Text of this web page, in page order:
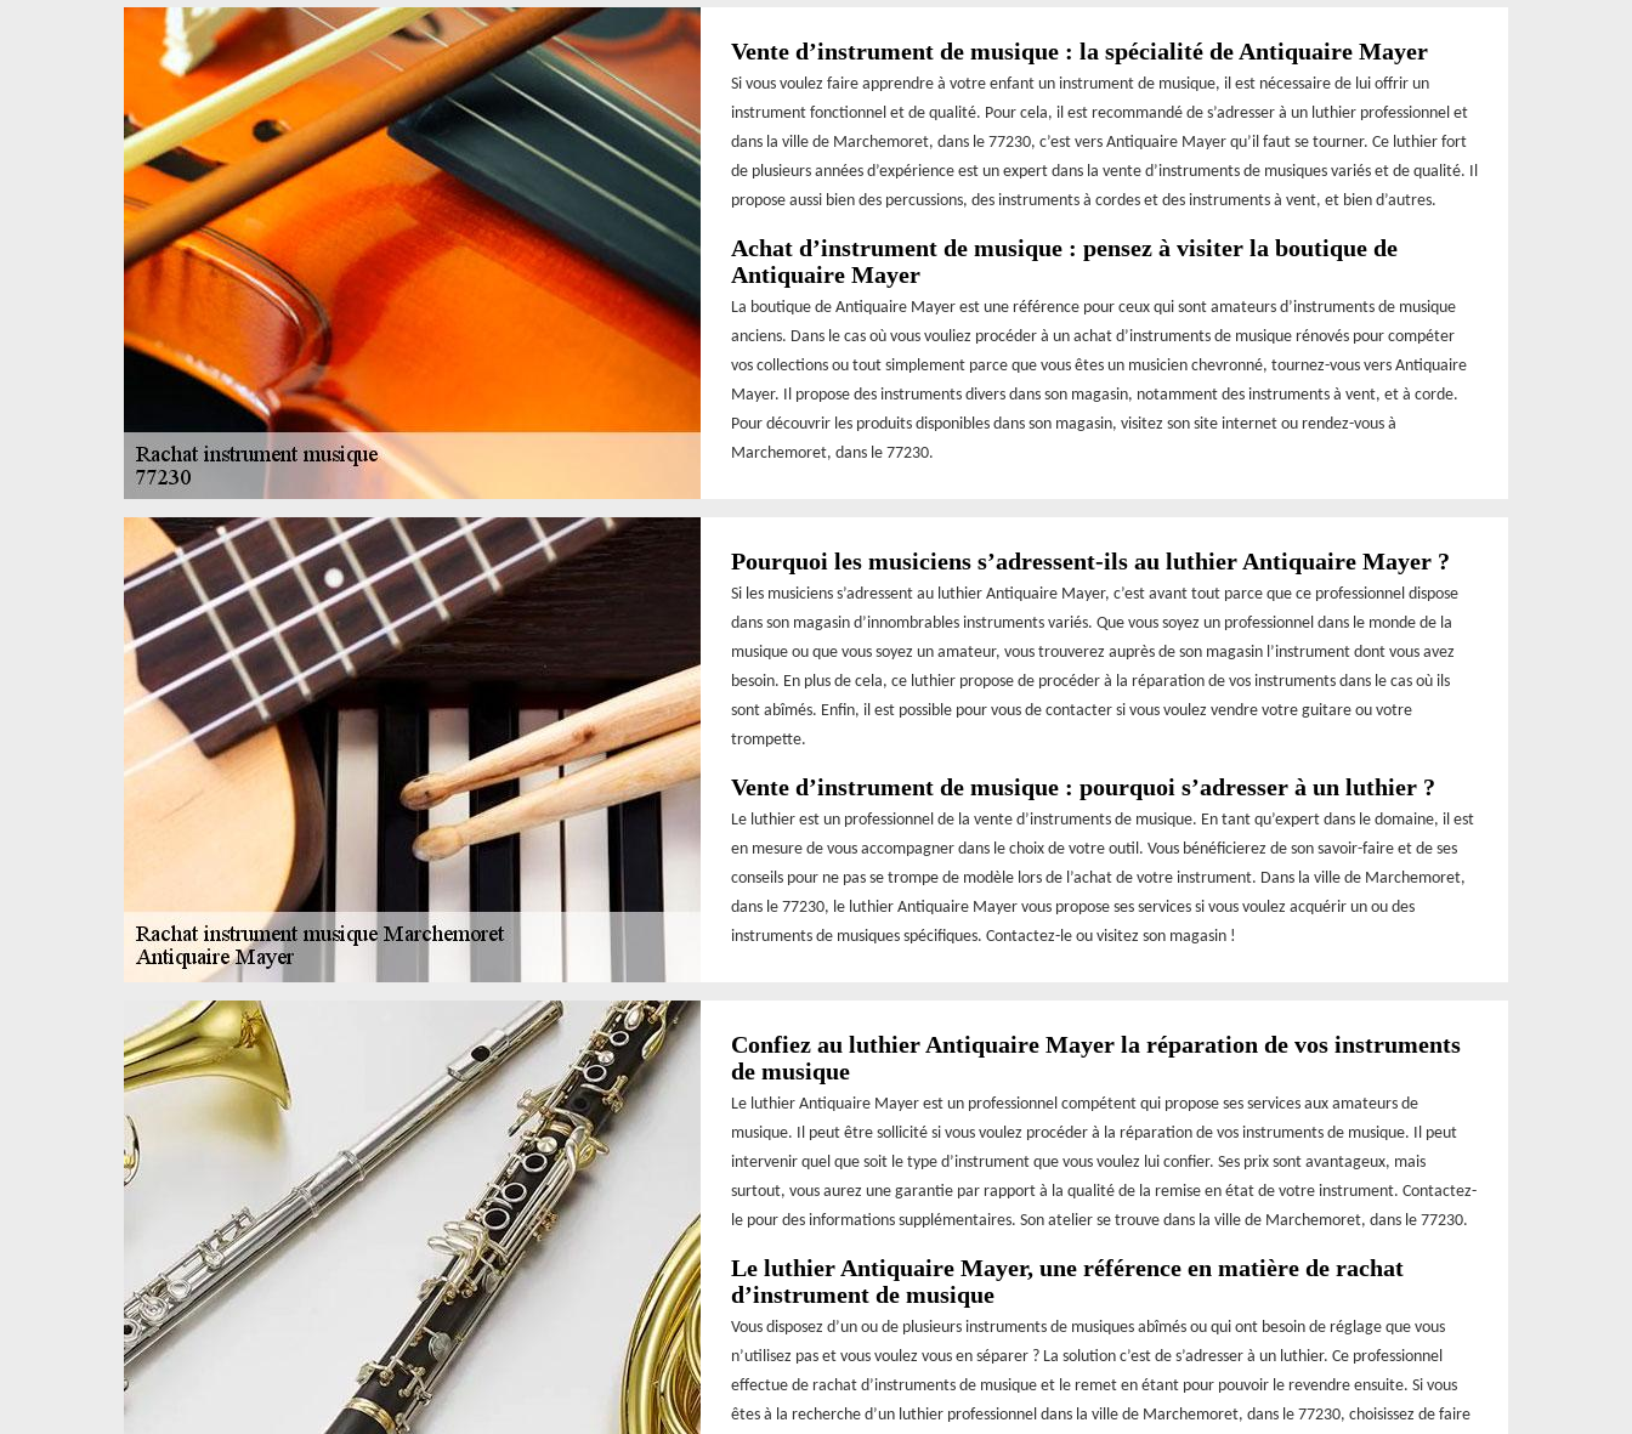
Vente d’instrument de musique : la spécialité de Antiquaire Mayer
Si vous voulez faire apprendre à votre enfant un instrument de musique, il est nécessaire de lui offrir un
instrument fonctionnel et de qualité. Pour cela, il est recommandé de s’adresser à un luthier professionnel et
dans la ville de Marchemoret, dans le 77230, c’est vers Antiquaire Mayer qu’il faut se tourner. Ce luthier fort
de plusieurs années d’expérience est un expert dans la vente d’instruments de musiques variés et de qualité. Il
propose aussi bien des percussions, des instruments à cordes et des instruments à vent, et bien d’autres.
Achat d’instrument de musique : pensez à visiter la boutique de
Antiquaire Mayer
La boutique de Antiquaire Mayer est une référence pour ceux qui sont amateurs d’instruments de musique
anciens. Dans le cas où vous vouliez procéder à un achat d’instruments de musique rénovés pour compéter
vos collections ou tout simplement parce que vous êtes un musicien chevronné, tournez-vous vers Antiquaire
Mayer. Il propose des instruments divers dans son magasin, notamment des instruments à vent, et à corde.
Pour découvrir les produits disponibles dans son magasin, visitez son site internet ou rendez-vous à
Marchemoret, dans le 77230.
Pourquoi les musiciens s’adressent-ils au luthier Antiquaire Mayer ?
Si les musiciens s’adressent au luthier Antiquaire Mayer, c’est avant tout parce que ce professionnel dispose
dans son magasin d’innombrables instruments variés. Que vous soyez un professionnel dans le monde de la
musique ou que vous soyez un amateur, vous trouverez auprès de son magasin l’instrument dont vous avez
besoin. En plus de cela, ce luthier propose de procéder à la réparation de vos instruments dans le cas où ils
sont abîmés. Enfin, il est possible pour vous de contacter si vous voulez vendre votre guitare ou votre
trompette.
Vente d’instrument de musique : pourquoi s’adresser à un luthier ?
Le luthier est un professionnel de la vente d’instruments de musique. En tant qu’expert dans le domaine, il est
en mesure de vous accompagner dans le choix de votre outil. Vous bénéficierez de son savoir-faire et de ses
conseils pour ne pas se trompe de modèle lors de l’achat de votre instrument. Dans la ville de Marchemoret,
dans le 77230, le luthier Antiquaire Mayer vous propose ses services si vous voulez acquérir un ou des
instruments de musiques spécifiques. Contactez-le ou visitez son magasin !
Confiez au luthier Antiquaire Mayer la réparation de vos instruments
de musique
Le luthier Antiquaire Mayer est un professionnel compétent qui propose ses services aux amateurs de
musique. Il peut être sollicité si vous voulez procéder à la réparation de vos instruments de musique. Il peut
intervenir quel que soit le type d’instrument que vous voulez lui confier. Ses prix sont avantageux, mais
surtout, vous aurez une garantie par rapport à la qualité de la remise en état de votre instrument. Contactez-
le pour des informations supplémentaires. Son atelier se trouve dans la ville de Marchemoret, dans le 77230.
Le luthier Antiquaire Mayer, une référence en matière de rachat
d’instrument de musique
Vous disposez d’un ou de plusieurs instruments de musiques abîmés ou qui ont besoin de réglage que vous
n’utilisez pas et vous voulez vous en séparer ? La solution c’est de s’adresser à un luthier. Ce professionnel
effectue de rachat d’instruments de musique et le remet en étant pour pouvoir le revendre ensuite. Si vous
êtes à la recherche d’un luthier professionnel dans la ville de Marchemoret, dans le 77230, choisissez de faire